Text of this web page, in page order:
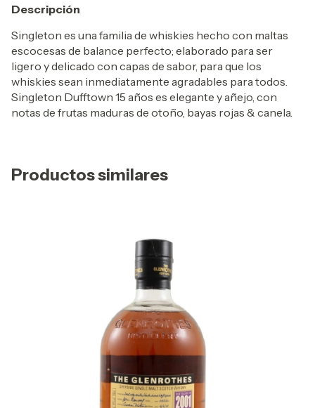
Descripción
Singleton es una familia de whiskies hecho con maltas
escocesas de balance perfecto; elaborado para ser
ligero y delicado con capas de sabor, para que los
whiskies sean inmediatamente agradables para todos.
Singleton Dufftown 15 años es elegante y añejo, con
notas de frutas maduras de otoño, bayas rojas & canela.
Productos similares